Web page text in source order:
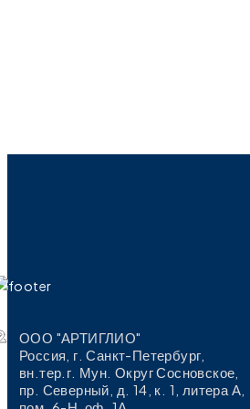
ООО "АРТИГЛИО"
Россия, г. Санкт-Петербург,
вн.тер.г. Мун. Округ Сосновское,
пр. Северный, д. 14, к. 1, литера А,